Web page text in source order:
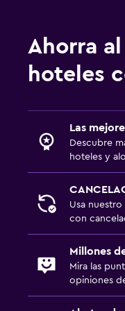
Botiquín de primeros
Cámaras CCTV en
Aire libre
Área de picnic
Gimnasio
Gimnasio
Ahorra
hoteles
Las
Descubre
hoteles y
Usa
con
Millones
Mira las
opiniones